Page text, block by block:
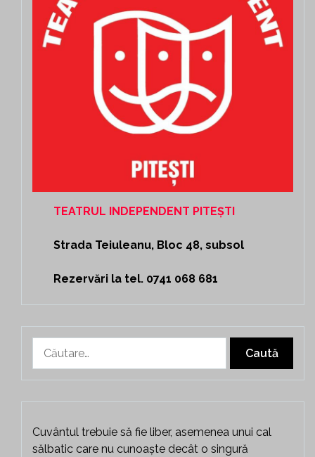
TEATRUL INDEPENDENT PITEȘTI
Strada Teiuleanu, Bloc 48, subsol
Rezervări la tel. 0741 068 681
după:
Cuvântul trebuie să fie liber, asemenea unui cal
sălbatic care nu cunoaște decât o singură